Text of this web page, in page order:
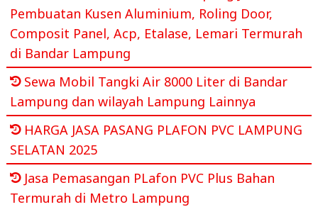
Pembuatan Kusen Aluminium, Roling Door,
Composit Panel, Acp, Etalase, Lemari Termurah
di Bandar Lampung
Sewa Mobil Tangki Air 8000 Liter di Bandar
Lampung dan wilayah Lampung Lainnya
HARGA JASA PASANG PLAFON PVC LAMPUNG
SELATAN 2025
Jasa Pemasangan PLafon PVC Plus Bahan
Termurah di Metro Lampung